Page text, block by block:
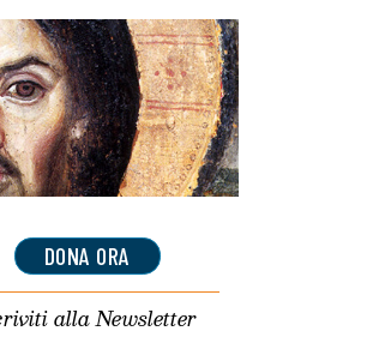
DONA ORA
allaNewsletter